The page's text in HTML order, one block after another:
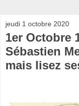
jeudi 1 octobre 2020
1er Octobre
Sébastien
mais lisez